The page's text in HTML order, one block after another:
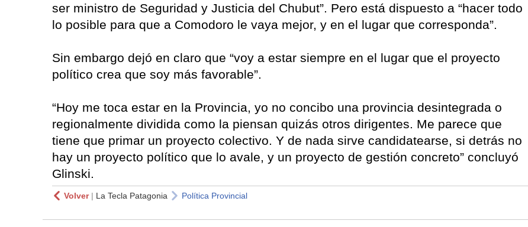
ser ministro de Seguridad y Justicia del Chubut”. Pero está dispuesto a “hacer todo
lo posible para que a Comodoro le vaya mejor, y en el lugar que corresponda”.
Sin embargo dejó en claro que “voy a estar siempre en el lugar que el proyecto
político crea que soy más favorable”.
“Hoy me toca estar en la Provincia, yo no concibo una provincia desintegrada o
regionalmente dividida como la piensan quizás otros dirigentes. Me parece que
tiene que primar un proyecto colectivo. Y de nada sirve candidatearse, si detrás no
hay un proyecto político que lo avale, y un proyecto de gestión concreto” concluyó
Glinski.
Volver| La Tecla Patagonia Política Provincial